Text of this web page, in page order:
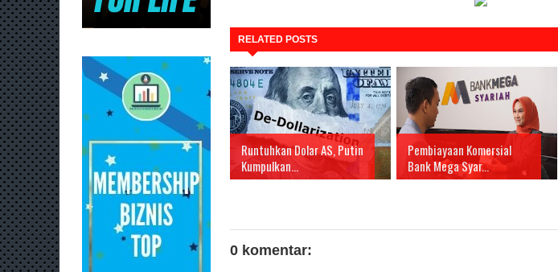
RELATED POSTS
Runtuhkan Dolar AS, Putin
Kumpulkan...
Pembiayaan Komersial
Bank Mega Syar...
0 komentar: